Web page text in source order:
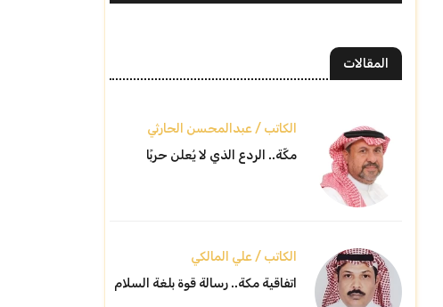
المقالات
الكاتب / عبدالمحسن الحارثي
مكّة.. الردع الذي لا يُعلن حربًا
الكاتب / علي المالكي
اتفاقية مكة.. رسالة قوة بلغة السلام